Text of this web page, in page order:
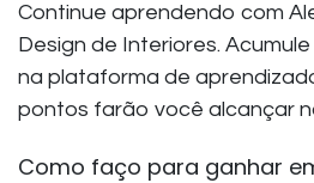
Continue aprendendo com
Design de Interiores.
na plataforma de
pontos farão você alcançar
Como faço para ganhar